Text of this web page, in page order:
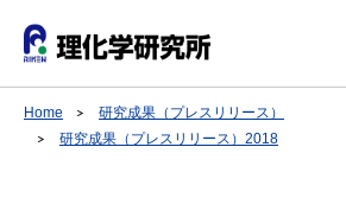
Home
研究成果（プレスリリース）
研究成果（プレスリリース）2018